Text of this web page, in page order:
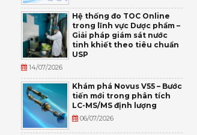
Hệ thống đo TOC Online
trong lĩnh vực Dược phẩm –
Giải pháp giám sát nước
tinh khiết theo tiêu chuẩn
USP
14/07/2026
Khám phá Novus V55 – Bước
tiến mới trong phân tích
LC-MS/MS định lượng
06/07/2026